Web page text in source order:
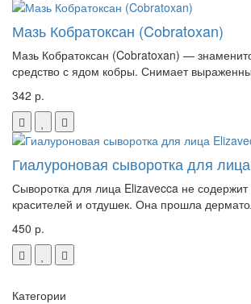
Мазь Кобратоксан (Cobratoxan)
Мазь Кобратоксан (Cobratoxan) —
средство с ядом кобры. Снимает
342 р.
Гиалуроновая сыворотка для
Сыворотка для лица Elizavecca не
красителей и отдушек. Она прошла
450 р.
Категории